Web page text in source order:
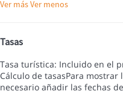
Ver másVer menos
Tasas
Tasa turística: Incluido en el
Cálculo de tasasPara mostrar
necesario añadir las fechas